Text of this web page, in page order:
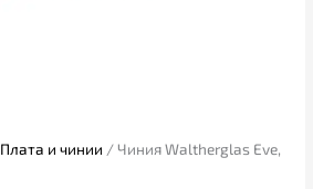
Плата и чинии / Чиния Waltherglas Eve,